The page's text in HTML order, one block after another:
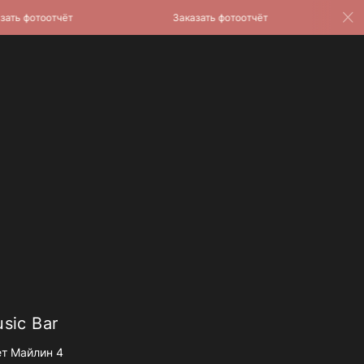
Bar
Майлин 4
Заказать фотоотчёт